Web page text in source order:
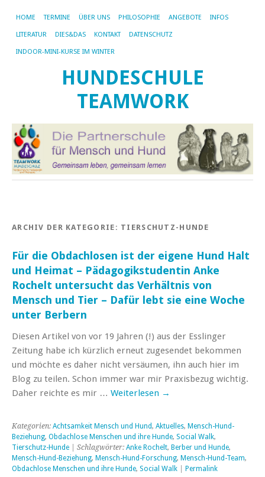
HOME TERMINE ÜBER UNS PHILOSOPHIE ANGEBOTE INFOS
LITERATUR DIES&DAS KONTAKT DATENSCHUTZ
INDOOR-MINI-KURSE IM WINTER
HUNDESCHULE
TEAMWORK
ARCHIV DER KATEGORIE: TIERSCHUTZ-HUNDE
Für die Obdachlosen ist der eigene Hund Halt
und Heimat – Pädagogikstudentin Anke
Rochelt untersucht das Verhältnis von
Mensch und Tier – Dafür lebt sie eine Woche
unter Berbern
Diesen Artikel von vor 19 Jahren (!) aus der Esslinger
Zeitung habe ich kürzlich erneut zugesendet bekommen
und möchte es daher nicht versäumen, ihn auch hier im
Blog zu teilen. Schon immer war mir Praxisbezug wichtig.
Daher reichte es mir … Weiterlesen →
Kategorien: Achtsamkeit Mensch und Hund, Aktuelles, Mensch-Hund-
Beziehung, Obdachlose Menschen und ihre Hunde, Social Walk,
Tierschutz-Hunde | Schlagwörter: Anke Rochelt, Berber und Hunde,
Mensch-Hund-Beziehung, Mensch-Hund-Forschung, Mensch-Hund-Team,
Obdachlose Menschen und ihre Hunde, Social Walk Permalink